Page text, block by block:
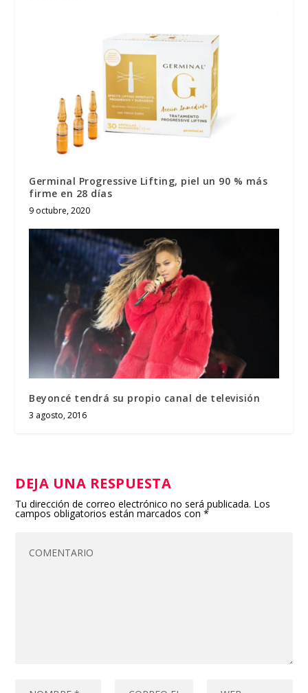
Germinal Progressive Lifting, piel un 90 % más
firme en 28 días
9 octubre, 2020
Beyoncé tendrá su propio canal de televisión
3 agosto, 2016
DEJA UNA RESPUESTA
Tu dirección de correo electrónico no será publicada. Los
campos obligatorios están marcados con*